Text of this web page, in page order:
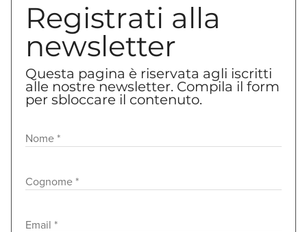
Se non vedi i video, ricorda di
Registrati alla
newsletter
Questa pagina è riservata agli iscritti
alle nostre newsletter. Compila il form
per sbloccare il contenuto.